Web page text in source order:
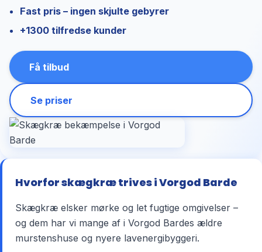
Fast pris – ingen skjulte gebyrer
+1300 tilfredse kunder
Få tilbud
Se priser
Hvorfor skægkræ trives i Vorgod Barde
Skægkræ elsker mørke og let fugtige omgivelser –
og dem har vi mange af i Vorgod Bardes ældre
murstenshuse og nyere lavenergibyggeri.